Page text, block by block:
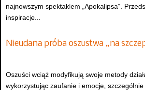
najnowszym spektaklem „Apokalipsa”.
inspiracje...
Nieudana próba oszustwa „na
Oszuści wciąż modyfikują swoje metody
wykorzystując zaufanie i emocje, szczególnie